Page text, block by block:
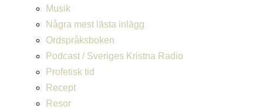
Musik
Några mest lästa inlägg
Ordspråksboken
Podcast / Sveriges Kristna Radio
Profetisk tid
Recept
Resor